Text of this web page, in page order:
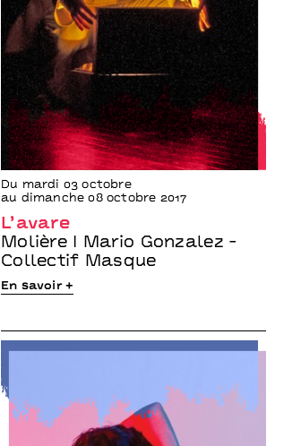
Du mardi 03 octobre
au dimanche 08 octobre 2017
L’avare
Molière I Mario Gonzalez -
Collectif Masque
En savoir +